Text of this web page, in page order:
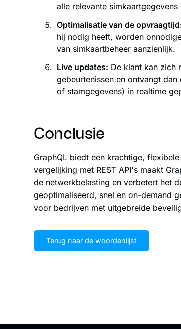
alle relevante
Optimalisatie van de opvraagtijd
hij nodig heeft, worden
van simkaartbeheer aanzienlijk.
Live updates: De klant kan zich
gebeurtenissen en ontvangt
of stamgegevens) in realtime
Conclusie
GraphQL biedt een krachtige,
vergelijking met REST API's maakt
de netwerkbelasting en verbetert het
geoptimaliseerd, snel en on-demand
voor bedrijven met uitgebreide
Terug naar de woordenlijst